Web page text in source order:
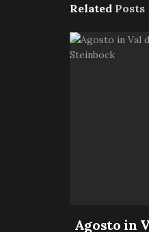
Related Posts
Agosto in